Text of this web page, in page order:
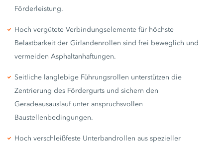
Förderleistung.
Hoch vergütete Verbindungselemente für höchste
Belastbarkeit der Girlandenrollen sind frei beweglich und
vermeiden Asphaltanhaftungen.
Seitliche langlebige Führungsrollen unterstützen die
Zentrierung des Fördergurts und sichern den
Geradeausauslauf unter anspruchsvollen
Baustellenbedingungen.
Hoch verschleißfeste Unterbandrollen aus spezieller